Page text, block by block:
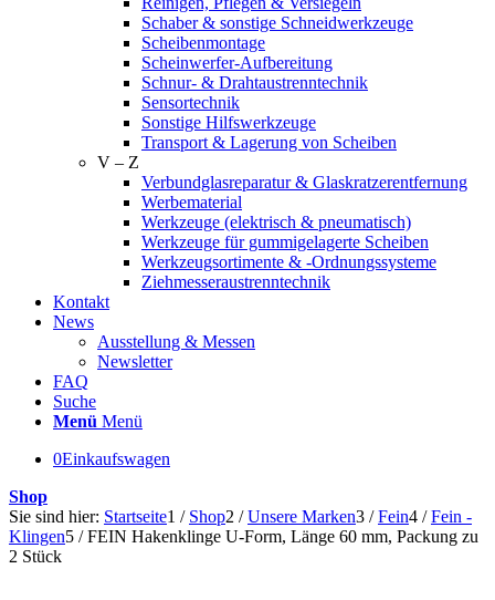
Schaber & sonstige Schneidwerkzeuge
Scheibenmontage
Scheinwerfer-Aufbereitung
Schnur- & Drahtaustrenntechnik
Sensortechnik
Sonstige Hilfswerkzeuge
Transport & Lagerung von Scheiben
V – Z
Verbundglasreparatur & Glaskratzerentfernung
Werbematerial
Werkzeuge (elektrisch & pneumatisch)
Werkzeuge für gummigelagerte Scheiben
Werkzeugsortimente & -Ordnungssysteme
Ziehmesseraustrenntechnik
Kontakt
News
Ausstellung & Messen
Newsletter
FAQ
Suche
Menü Menü
0Einkaufswagen
Shop
Sie sind hier: Startseite1 / Shop2 / Unsere Marken3 / Fein4 / Fein -
Klingen5 / FEIN Hakenklinge U-Form, Länge 60 mm, Packung zu
2 Stück